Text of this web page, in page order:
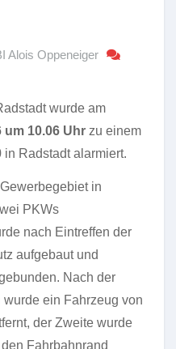
Alois Oppeneiger
wurde am
um 10.06 Uhr zu einem
Radstadt alarmiert.
in
PKWs
nach Eintreffen der
aufgebaut und
Nach der
ein Fahrzeug von
der Zweite wurde
Fahrbahnrand